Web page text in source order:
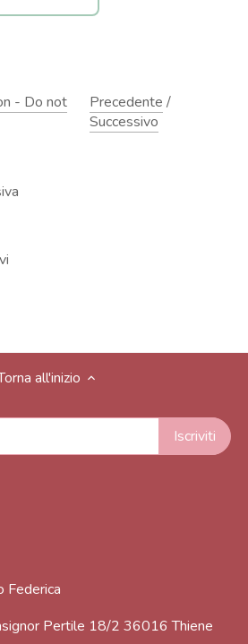
- Do not
Precedente /
Successivo
all'inizio
Federica
Pertile 18/2 36016 Thiene